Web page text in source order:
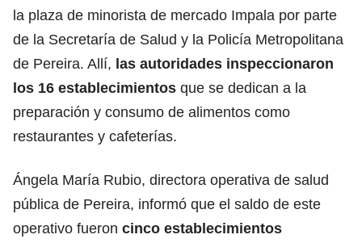
la plaza de minorista de mercado Impala por parte
de la Secretaría de Salud y la Policía Metropolitana
de Pereira. Allí, las autoridades inspeccionaron
los 16 establecimientos que se dedican a la
preparación y consumo de alimentos como
restaurantes y cafeterías.
Ángela María Rubio, directora operativa de salud
pública de Pereira, informó que el saldo de este
operativo fueron cinco establecimientos